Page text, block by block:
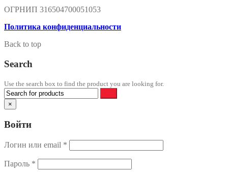
ОГРНИП 316504700051053
Политика конфиденциальности
Back to top
Search
Use the search box to find the product you are looking for.
×
Войти
Логин или email *
Пароль *